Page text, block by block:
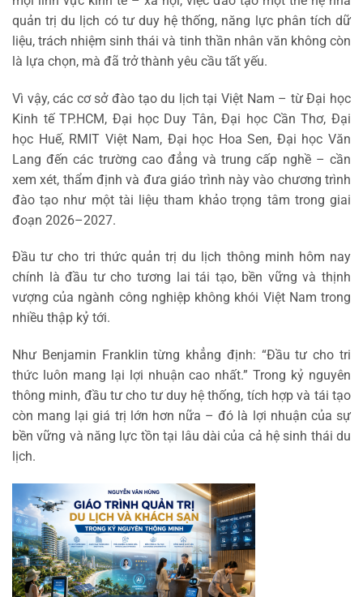
quản trị du lịch có tư duy hệ thống, năng lực phân tích dữ
liệu, trách nhiệm sinh thái và tinh thần nhân văn không còn
là lựa chọn, mà đã trở thành yêu cầu tất yếu.
Vì vậy, các cơ sở đào tạo du lịch tại Việt Nam – từ Đại học
Kinh tế TP.HCM, Đại học Duy Tân, Đại học Cần Thơ, Đại
học Huế, RMIT Việt Nam, Đại học Hoa Sen, Đại học Văn
Lang đến các trường cao đẳng và trung cấp nghề – cần
xem xét, thẩm định và đưa giáo trình này vào chương trình
đào tạo như một tài liệu tham khảo trọng tâm trong giai
đoạn 2026–2027.
Đầu tư cho tri thức quản trị du lịch thông minh hôm nay
chính là đầu tư cho tương lai tái tạo, bền vững và thịnh
vượng của ngành công nghiệp không khói Việt Nam trong
nhiều thập kỷ tới.
Như Benjamin Franklin từng khẳng định: “Đầu tư cho tri
thức luôn mang lại lợi nhuận cao nhất.” Trong kỷ nguyên
thông minh, đầu tư cho tư duy hệ thống, tích hợp và tái tạo
còn mang lại giá trị lớn hơn nữa – đó là lợi nhuận của sự
bền vững và năng lực tồn tại lâu dài của cả hệ sinh thái du
lịch.